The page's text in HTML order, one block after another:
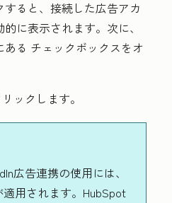
ると、接続した広告アカ
に表示されます。次に、
ある チェックボックスをオ
ックします。
広告連携の使用には、
適用されます。HubSpot